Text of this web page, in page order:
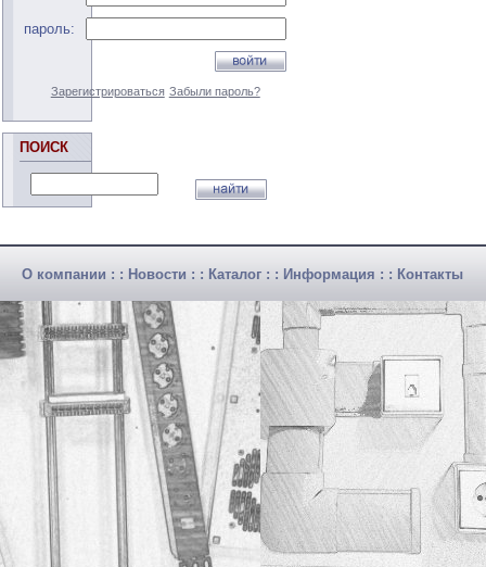
пароль:
Зарегистрироваться Забыли пароль?
ПОИСК
О компании : : Новости : : Каталог : : Информация : : Контакты